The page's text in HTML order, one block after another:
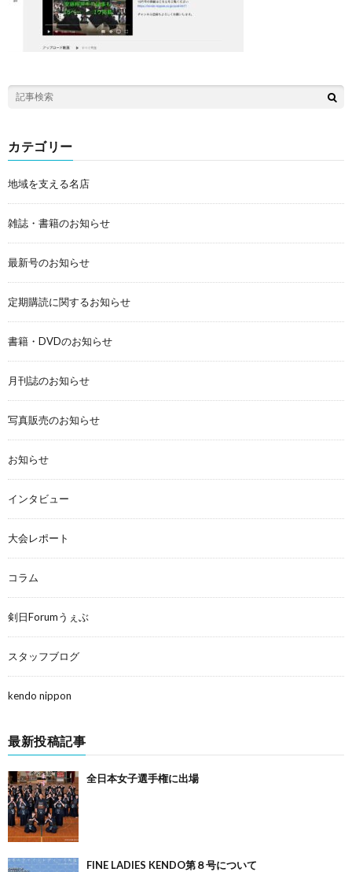
カテゴリー
地域を支える名店
雑誌・書籍のお知らせ
最新号のお知らせ
定期購読に関するお知らせ
書籍・DVDのお知らせ
月刊誌のお知らせ
写真販売のお知らせ
お知らせ
インタビュー
大会レポート
コラム
剣日Forumうぇぶ
スタッフブログ
kendo nippon
最新投稿記事
全日本女子選手権に出場
FINE LADIES KENDO第８号について